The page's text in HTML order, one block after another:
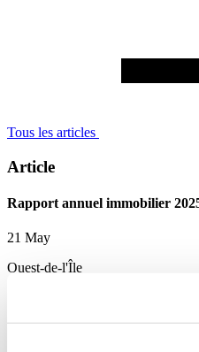
Tous les articles
Article
Rapport annuel immobilier
21 May
Ouest-de-l'Île